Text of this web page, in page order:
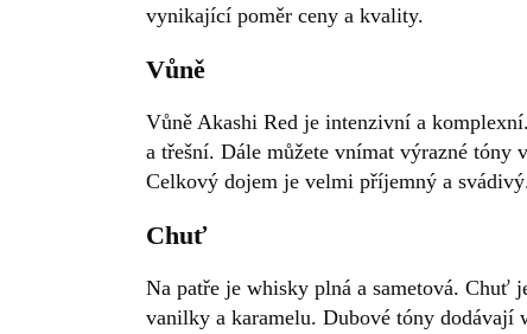
vynikající poměr ceny a kvality.
Vůně
Vůně Akashi Red je intenzivní a
a třešní. Dále můžete vnímat výrazné tóny
Celkový dojem je velmi příjemný a
Chuť
Na patře je whisky plná a sametová. Chuť
vanilky a karamelu. Dubové tóny dodávají